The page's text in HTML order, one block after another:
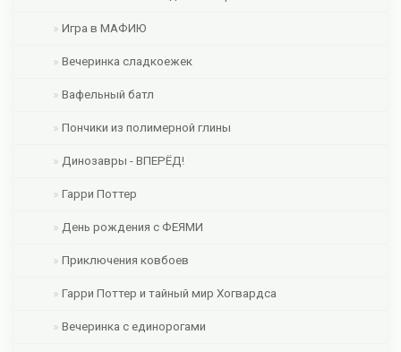
Игра в МАФИЮ
Вечеринка сладкоежек
Вафельный батл
Пончики из полимерной глины
Динозавры - ВПЕРЁД!
Гарри Поттер
День рождения с ФЕЯМИ
Приключения ковбоев
Гарри Поттер и тайный мир Хогвардса
Вечеринка с единорогами